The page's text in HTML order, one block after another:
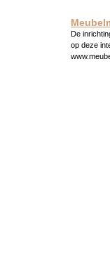
De
op deze